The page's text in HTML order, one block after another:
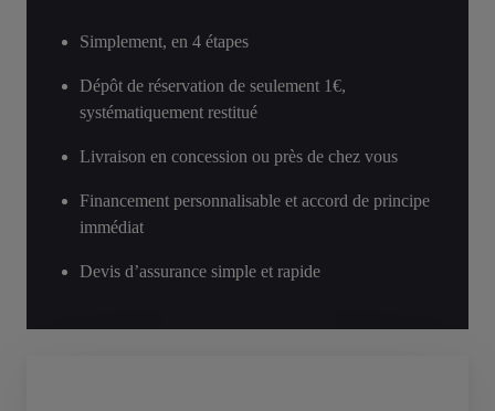
Simplement, en 4 étapes
Dépôt de réservation de seulement 1€,
systématiquement restitué
Livraison en concession ou près de chez vous
Financement personnalisable et accord de principe
immédiat
Devis d’assurance simple et rapide